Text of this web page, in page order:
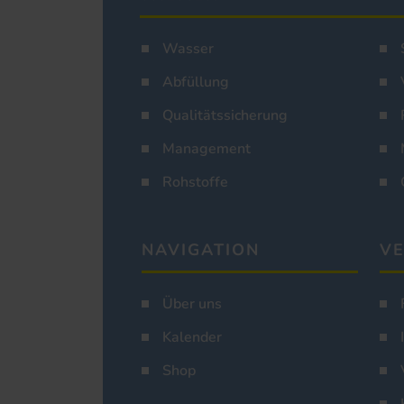
Wasser
Abfüllung
Qualitätssicherung
Management
Rohstoffe
NAVIGATION
Über uns
Kalender
Shop